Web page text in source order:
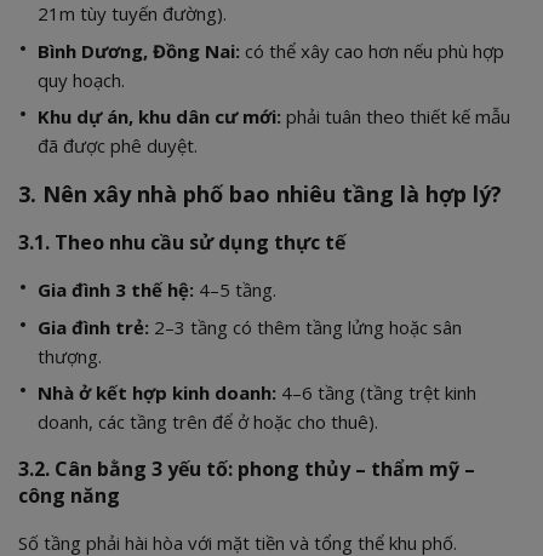
21m tùy tuyến đường).
Bình Dương, Đồng Nai: có thể xây cao hơn nếu phù hợp
quy hoạch.
Khu dự án, khu dân cư mới: phải tuân theo thiết kế mẫu
đã được phê duyệt.
3. Nên xây nhà phố bao nhiêu tầng là hợp lý?
3.1. Theo nhu cầu sử dụng thực tế
Gia đình 3 thế hệ: 4–5 tầng.
Gia đình trẻ: 2–3 tầng có thêm tầng lửng hoặc sân
thượng.
Nhà ở kết hợp kinh doanh: 4–6 tầng (tầng trệt kinh
doanh, các tầng trên để ở hoặc cho thuê).
3.2. Cân bằng 3 yếu tố: phong thủy – thẩm mỹ –
công năng
Số tầng phải hài hòa với mặt tiền và tổng thể khu phố.